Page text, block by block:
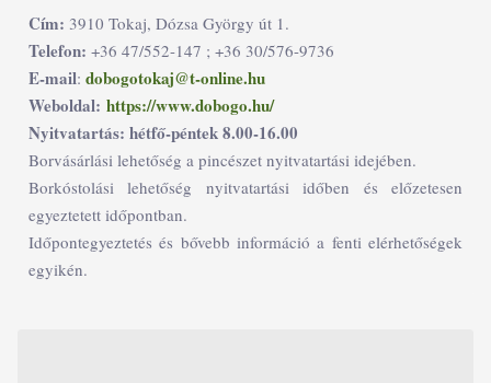
Cím: 3910 Tokaj, Dózsa György út 1.
Telefon: +36 47/552-147 ; +36 30/576-9736
E-mail: dobogotokaj@t-online.hu
Weboldal: https://www.dobogo.hu/
Nyitvatartás: hétfő-péntek 8.00-16.00
Borvásárlási lehetőség a pincészet nyitvatartási idejében.
Borkóstolási lehetőség nyitvatartási időben és előzetesen
egyeztetett időpontban.
Időpontegyeztetés és bővebb információ a fenti elérhetőségek
egyikén.